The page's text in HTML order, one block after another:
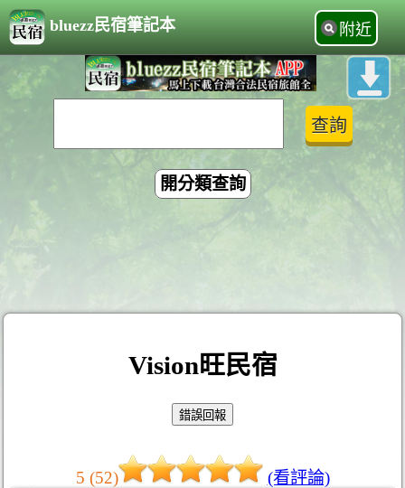
bluezz民宿筆記本 附近
開分類查詢
Vision旺民宿
5 (52)
(看評論)